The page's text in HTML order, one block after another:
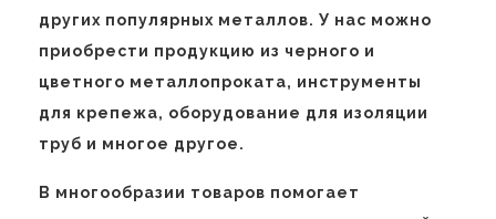
других популярных металлов. У нас можно
приобрести продукцию из черного и
цветного металлопроката, инструменты
для крепежа, оборудование для изоляции
труб и многое другое.
В многообразии товаров помогает